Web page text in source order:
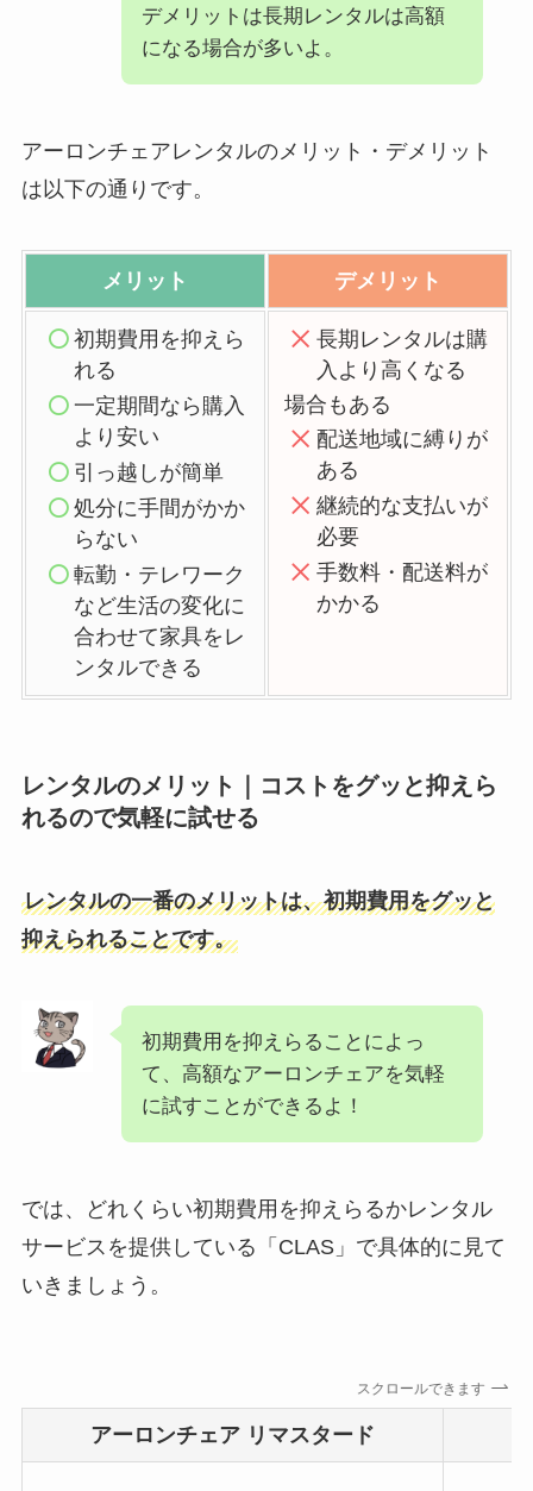
デメリットは長期レンタルは高額
になる場合が多いよ。
アーロンチェアレンタルのメリット・デメリット
は以下の通りです。
メリット デメリット
初期費用を抑えら
れる
一定期間なら購入
より安い
引っ越しが簡単
処分に手間がかか
らない
転勤・テレワーク
など生活の変化に
合わせて家具をレ
ンタルできる
長期レンタルは購
入より高くなる
場合もある
配送地域に縛りが
ある
継続的な支払いが
必要
手数料・配送料が
かかる
レンタルのメリット｜コストをグッと抑えら
れるので気軽に試せる
レンタルの一番のメリットは、初期費用をグッと
抑えられることです。
初期費用を抑えらることによっ
て、高額なアーロンチェアを気軽
に試すことができるよ！
では、どれくらい初期費用を抑えらるかレンタル
サービスを提供している「CLAS」で具体的に見て
いきましょう。
スクロールできます
アーロンチェア リマスタード